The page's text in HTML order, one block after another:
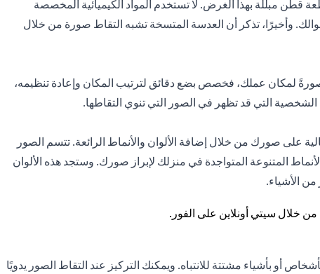
مبللة بهذا الغرض. لا تستخدم المواد الكيميائية المخصصة
وأخيرًا، تذكر أن العدسة المتسخة تشبه التقاط صورة من خلال
لمكان عملك، فخصص بضع دقائق لترتيب المكان وإعادة تنظيمه،
التي قد تظهر في الصور التي تنوي التقاطها.
على صورك من خلال إضافة الألوان والأنماط الرائعة. تتسم الصور
المتنوعة المتواجدة في منزلك لإبراز صورك. وستجد هذه الألوان
من الأشياء.
أو بأشياء مشتتة للانتباه. ويمكنك التركيز عند التقاط الصور يدويًا